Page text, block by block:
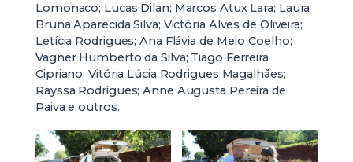
Lomonaco; Lucas Dilan; Marcos Atux Lara; Laura
Bruna Aparecida Silva; Victória Alves de Oliveira;
Letícia Rodrigues; Ana Flávia de Melo Coelho;
Vagner Humberto da Silva; Tiago Ferreira
Cipriano; Vitória Lúcia Rodrigues Magalhães;
Rayssa Rodrigues; Anne Augusta Pereira de
Paiva e outros.